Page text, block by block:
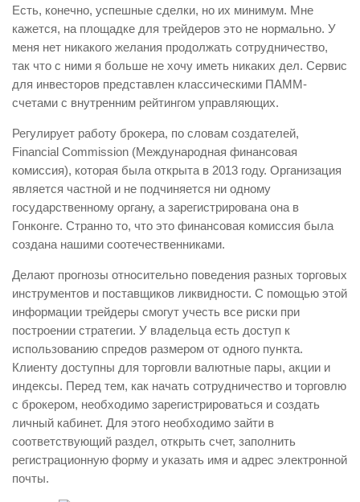
Есть, конечно, успешные сделки, но их минимум. Мне
кажется, на площадке для трейдеров это не нормально. У
меня нет никакого желания продолжать сотрудничество,
так что с ними я больше не хочу иметь никаких дел. Сервис
для инвесторов представлен классическими ПАММ-
счетами с внутренним рейтингом управляющих.
Регулирует работу брокера, по словам создателей,
Financial Commission (Международная финансовая
комиссия), которая была открыта в 2013 году. Организация
является частной и не подчиняется ни одному
государственному органу, а зарегистрирована она в
Гонконге. Странно то, что это финансовая комиссия была
создана нашими соотечественниками.
Делают прогнозы относительно поведения разных торговых
инструментов и поставщиков ликвидности. С помощью этой
информации трейдеры смогут учесть все риски при
построении стратегии. У владельца есть доступ к
использованию спредов размером от одного пункта.
Клиенту доступны для торговли валютные пары, акции и
индексы. Перед тем, как начать сотрудничество и торговлю
с брокером, необходимо зарегистрироваться и создать
личный кабинет. Для этого необходимо зайти в
соответствующий раздел, открыть счет, заполнить
регистрационную форму и указать имя и адрес электронной
почты.